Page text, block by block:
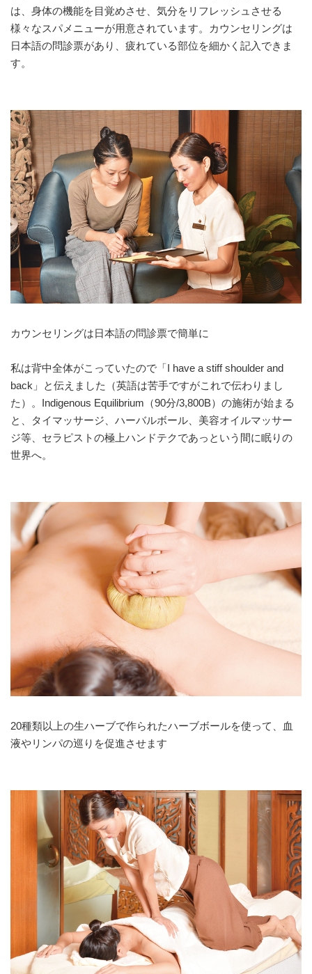
は、身体の機能を目覚めさせ、気分をリフレッシュさせる
様々なスパメニューが用意されています。カウンセリングは
日本語の問診票があり、疲れている部位を細かく記入できま
す。
カウンセリングは日本語の問診票で簡単に
私は背中全体がこっていたので「I have a stiff shoulder and
back」と伝えました（英語は苦手ですがこれで伝わりまし
た）。Indigenous Equilibrium（90分/3,800B）の施術が始まる
と、タイマッサージ、ハーバルボール、美容オイルマッサー
ジ等、セラピストの極上ハンドテクであっという間に眠りの
世界へ。
20種類以上の生ハーブで作られたハーブボールを使って、血
液やリンパの巡りを促進させます